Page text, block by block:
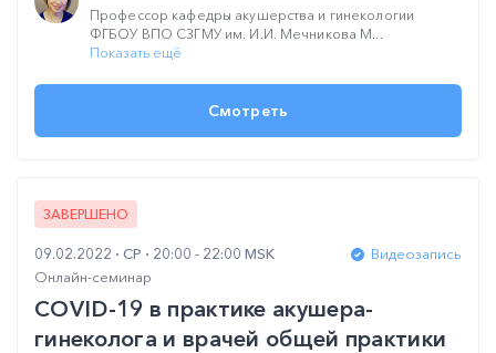
Профессор кафедры акушерства и гинекологии
ФГБОУ ВПО СЗГМУ им. И.И. Мечникова М...
Показать ещё
Смотреть
ЗАВЕРШЕНО
09.02.2022 СР 20:00 - 22:00 MSK
Видеозапись
Онлайн-семинар
COVID-19 в практике акушера-
гинеколога и врачей общей практики